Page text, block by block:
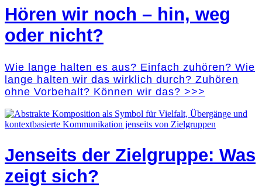
Hören wir noch – hin, weg
oder nicht?
Wie lange halten es aus? Einfach zuhören? Wie
lange halten wir das wirklich durch? Zuhören
ohne Vorbehalt? Können wir das? >>>
Jenseits der Zielgruppe: Was
zeigt sich?